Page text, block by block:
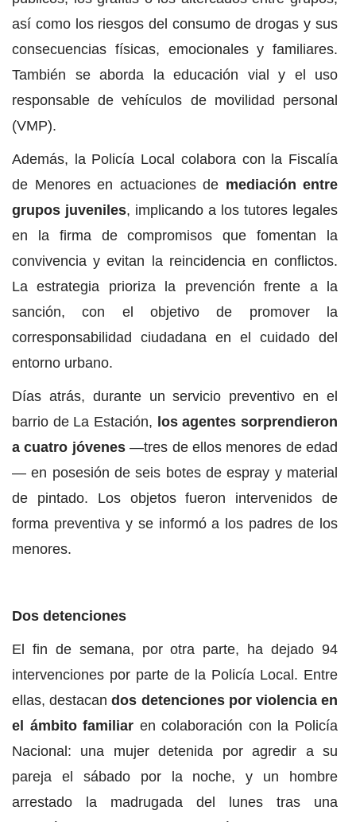
así como los riesgos del consumo de drogas y sus
consecuencias físicas, emocionales y familiares.
También se aborda la educación vial y el uso
responsable de vehículos de movilidad personal
(VMP).
Además, la Policía Local colabora con la Fiscalía
de Menores en actuaciones de mediación entre
grupos juveniles, implicando a los tutores legales
en la firma de compromisos que fomentan la
convivencia y evitan la reincidencia en conflictos.
La estrategia prioriza la prevención frente a la
sanción, con el objetivo de promover la
corresponsabilidad ciudadana en el cuidado del
entorno urbano.
Días atrás, durante un servicio preventivo en el
barrio de La Estación, los agentes sorprendieron
a cuatro jóvenes—tres de ellos menores de edad
— en posesión de seis botes de espray y material
de pintado. Los objetos fueron intervenidos de
forma preventiva y se informó a los padres de los
menores.
Dos detenciones
El fin de semana, por otra parte, ha dejado 94
intervenciones por parte de la Policía Local. Entre
ellas, destacandos detenciones por violencia en
el ámbito familiar en colaboración con la Policía
Nacional: una mujer detenida por agredir a su
pareja el sábado por la noche, y un hombre
arrestado la madrugada del lunes tras una